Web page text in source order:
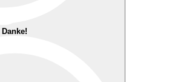
Danke!